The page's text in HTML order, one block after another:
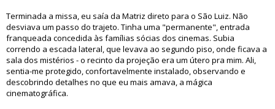
Terminada a missa, eu saía da Matriz direto para o São Luiz. Não
desviava um passo do trajeto. Tinha uma "permanente", entrada
franqueada concedida às famílias sócias dos cinemas. Subia
correndo a escada lateral, que levava ao segundo piso, onde ficava a
sala dos mistérios - o recinto da projeção era um útero pra mim. Ali,
sentia-me protegido, confortavelmente instalado, observando e
descobrindo detalhes no que eu mais amava, a mágica
cinematográfica.